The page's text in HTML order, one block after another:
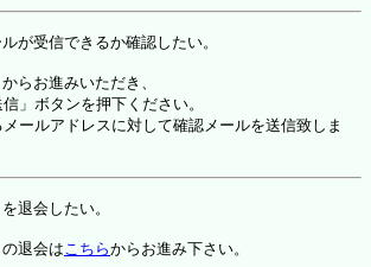
が受信できるか確認したい。
からお進みいただき、
」ボタンを押下ください。
ールアドレスに対して確認メールを送信致しま
退会したい。
退会はこちらからお進み下さい。